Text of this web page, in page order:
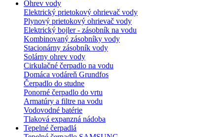
Ohrev vody
Elektrický prietokový ohrievač vody
Plynový prietokový ohrievač vody
Elektrický bojler - zásobník na vodu
Kombinovaný zásobníky vody
Stacionárny zásobník vody
Solárny ohrev vody
Cirkulačné čerpadlo na vodu
Domáca vodáreň Grundfos
Čerpadlo do studne
Ponorné čerpadlo do vrtu
Armatúry a filtre na vodu
Vodovodné batérie
Tlaková expanzná nádoba
Tepelné čerpadlá